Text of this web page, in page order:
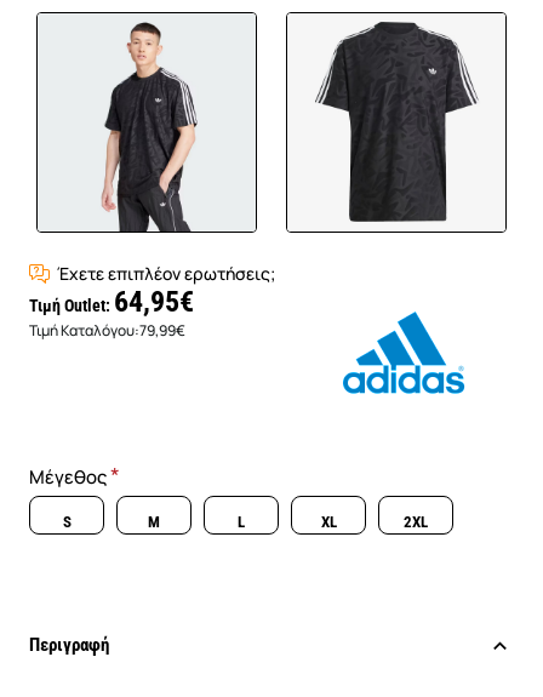
Έχετε επιπλέον ερωτήσεις;
Τιμή Outlet: 64,95€
Τιμή Καταλόγου:79,99€
Μέγεθος
S M L XL 2XL
Περιγραφή